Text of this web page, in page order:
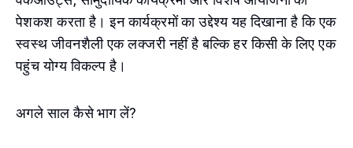
पेशकश करता है। इन कार्यक्रमों का उद्देश्य यह दिखाना है कि एक
स्वस्थ जीवनशैली एक लक्जरी नहीं है बल्कि हर किसी के लिए एक
पहुंच योग्य विकल्प है।
अगले साल कैसे भाग लें?